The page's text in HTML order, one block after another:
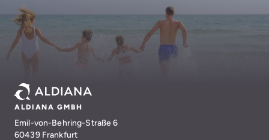
ALDIANA GMBH
Emil-von-Behring-Straße 6
60439 Frankfurt